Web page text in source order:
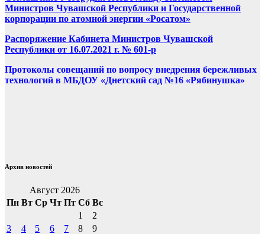
Министров Чувашской Республики и Государственной
корпорации по атомной энергии «Росатом»
Распоряжение Кабинета Министров Чувашской
Республики от 16.07.2021 г. № 601-р
Протоколы совещаний по вопросу внедрения бережливых
технологий в МБДОУ «Днетский сад №16 «Рябинушка»
Архив новостей
Август 2026
Пн Вт Ср Чт Пт Сб Вс
1
2
3
4 5 6 7 8
9